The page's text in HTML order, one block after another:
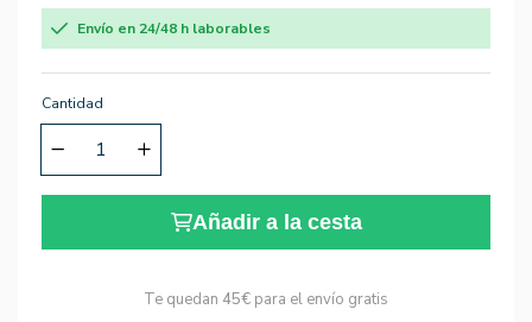
Envío en 24/48 h laborables
Cantidad
Añadir a la cesta
Te quedan 45€ para el envío gratis